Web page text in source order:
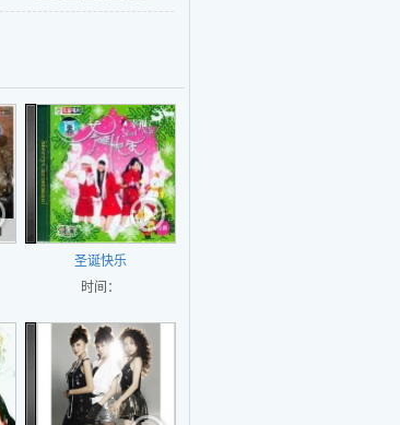
听 播 歌 下 收
圣诞快乐
时间：